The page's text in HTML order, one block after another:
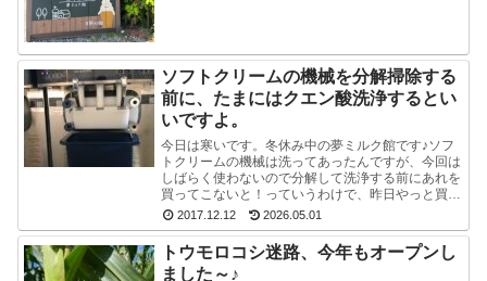
ソフトクリームの機械を分解掃除する
前に、たまにはクエン酸洗浄するとい
いですよ。
今日は寒いです。冬休み中の夢ミルク館です♪ソフ
トクリームの機械は洗ってあったんですが、今回は
しばらく使わないので分解して洗浄する前にあれを
買ってこないと！っていうわけで、昨日やっと買っ
てきました。ポットのクエン酸洗浄剤。粉末のやつ
です。週1...
2017.12.12 2026.05.01
トウモロコシ迷路、今年もオープンし
ました～♪